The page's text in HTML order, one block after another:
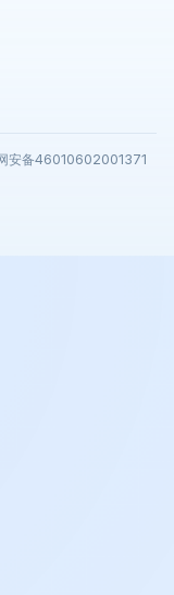
安备46010602001371